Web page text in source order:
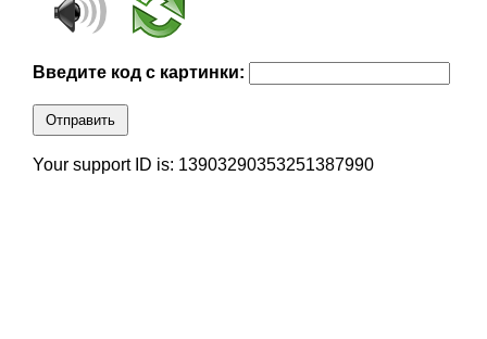
Введите код с картинки:
Отправить
Your support ID is: 13903290353251387990